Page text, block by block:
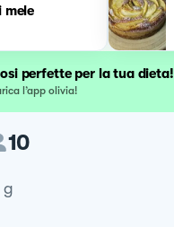
mele
perfette per la tua dieta!
l’app olivia!
10
g